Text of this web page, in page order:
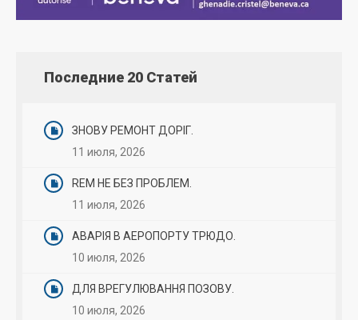
Последние 20 Статей
ЗНОВУ РЕМОНТ ДОРІГ.
11 июля, 2026
REM НЕ БЕЗ ПРОБЛЕМ.
11 июля, 2026
АВАРІЯ В АЕРОПОРТУ ТРЮДО.
10 июля, 2026
ДЛЯ ВРЕГУЛЮВАННЯ ПОЗОВУ.
10 июля, 2026